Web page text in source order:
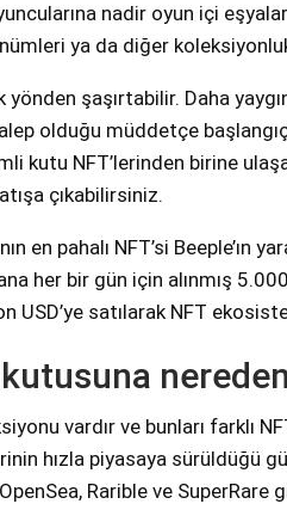
nadir oyun içi
ya da diğer
şaşırtabilir. Daha
olduğu müddetçe
kutu NFT’lerinden birine
çıkabilirsiniz.
en pahalı NFT’si Beeple’ın
her bir gün için alınmış
USD’ye satılarak NFT
vardır ve bunları farklı
hızla piyasaya sürüldüğü
Rarible ve SuperRare